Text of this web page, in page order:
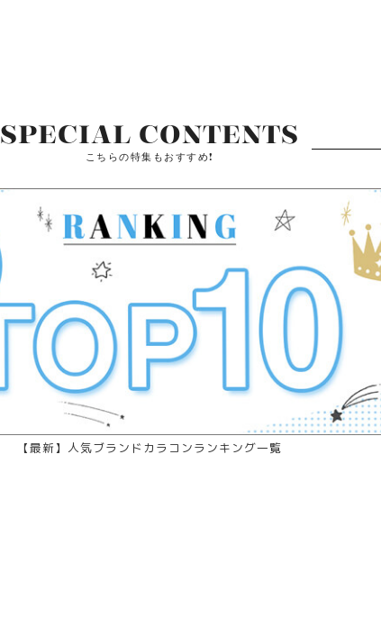
SPECIAL CONTENTS
こちらの特集もおすすめ!
【最新】人気ブランドカラコンランキング一覧